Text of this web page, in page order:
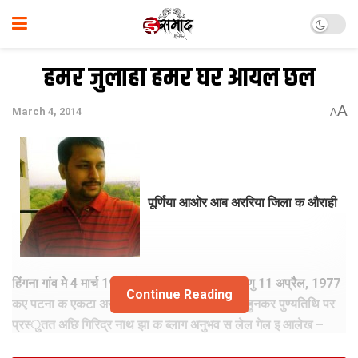
हमर जुलाहा हमर घर आयल छल
March 4, 2014 AA
पूर्णिया आओर आब अररिया जिला क औराही
हिंगना गांव मे 4 मार्च 1921 मे जनमल फणीश्वर नाथ रेणु 11 अप्रैल, 1977
कए पटना क एकटा अस्पताल मे अंतिम सांस लेलथि। हुनकर पुण्यतिथि पर
प्रस्‍ुतत अछि गिरिद्र नाथ झा क ब्‍लाग अनुभव स लेल गेल इ आलेख –
Continue Reading